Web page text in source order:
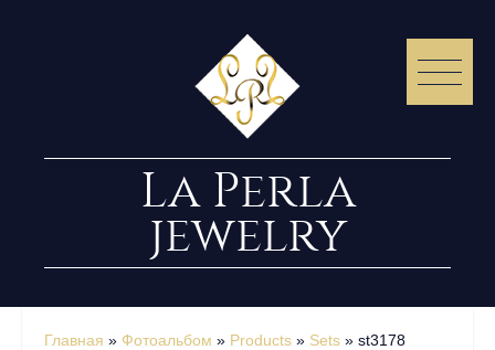
La Perla
jewelry
Главная » Фотоальбом » Products » Sets » st3178